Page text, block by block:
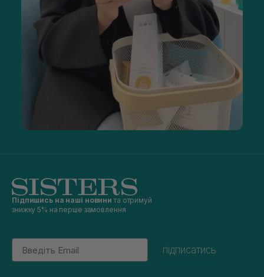
Підпишись на наші новини та отримуй
знижку 5% на перше замовлення
Email
підписатись